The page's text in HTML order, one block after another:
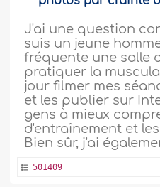
J'ai une question
suis un jeune
fréquente une salle
pratiquer la
jour filmer mes
et les publier sur
gens à mieux
d'entraînement et
Bien sûr, j'ai
501409